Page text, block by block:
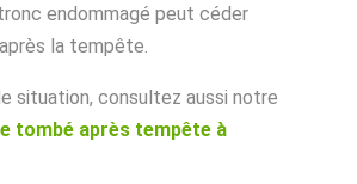
endommagé peut céder
la tempête.
situation, consultez aussi notre
tombé après tempête à